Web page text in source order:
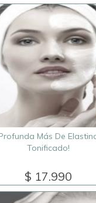
Más De
Tonificado!
$ 17.990